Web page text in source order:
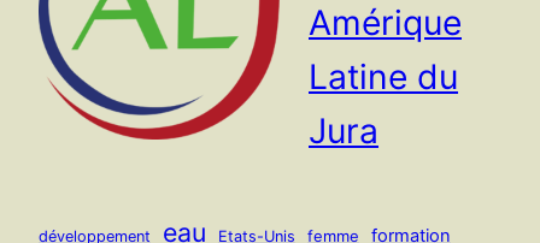
Amérique
Latine du
Jura
développement eau Etats-Unis femme formation